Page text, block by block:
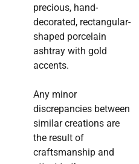
precious, hand-
decorated, rectangular-
shaped porcelain
ashtray with gold
accents.
Any minor
discrepancies between
similar creations are
the result of
craftsmanship and